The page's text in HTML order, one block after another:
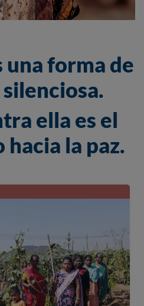
una forma de
ella es el
la paz.